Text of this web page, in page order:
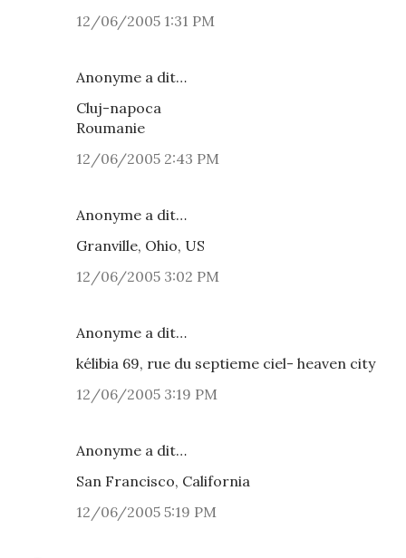
12/06/2005 1:31 PM
Anonyme a dit…
Cluj-napoca
Roumanie
12/06/2005 2:43 PM
Anonyme a dit…
Granville, Ohio, US
12/06/2005 3:02 PM
Anonyme a dit…
kélibia 69, rue du septieme ciel- heaven city
12/06/2005 3:19 PM
Anonyme a dit…
San Francisco, California
12/06/2005 5:19 PM